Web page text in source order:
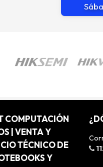
COMPUTACIÓN
| VENTA Y
TÉCNICO DE
Y